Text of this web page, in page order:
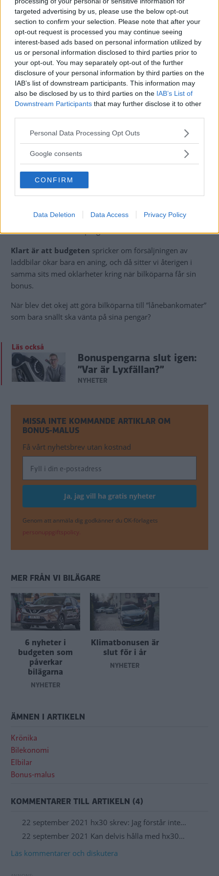
targeted advertising by us, please use the below opt-out
section to confirm your selection. Please note that after your
opt-out request is processed you may continue seeing
interest-based ads based on personal information utilized by
us or personal information disclosed to third parties prior to
your opt-out. You may separately opt-out of the further
disclosure of your personal information by third parties on the
IAB’s list of downstream participants. This information may
also be disclosed by us to third parties on the IAB’s List of
Downstream Participants that may further disclose it to other
Please note that this website/app uses one or more Google
not limited to your visit or usage behaviour. You may click to
use your data for below specified purposes in below Google
consent section.
Personal Data Processing Opt Outs
Google consents
CONFIRM
Data Deletion Data Access Privacy Policy
laddhybrider och 30 000 elbilar.
Om försäljningen håller sig på exakt samma nivå året
ut blir det 83 000 laddhybrider och 45 000 elbilar i år.
Räknar vi sedan med att 80 procent av dem har rätt till
bonus nästa år (resten kostar mer änbonustaket på
700 000 kr) och att den genomsnittliga bonusen för en
laddhybrid blir 12 000 kr (maximal bonus sänks
nämligen från 45 000 till 20 000 kr) blir utgiften för
staten 3,3 miljarder.
Om vi iställetär lite optimistiska och räknar på 15
procent högre bilförsäljning nästa år hamnar vi istället på
3,8 miljarder – 300 miljoner mer än budgeterat.
Regeringens gissning spricker alltså snabbt.
Branschorganisationen Power Circle gjorde en
uppskattning för flera år sedan som visade på 70 000
vi plötsligt på 3,6 miljarder kronor i bonusutbetalningar.
Och det är alltså med prognoser från 2018.
Klart är att budgeten spricker om försäljningen av
laddbilar ökar bara en aning, och då sitter vi återigen i
samma sits med oklarheter kring när bilköparna får sin
bonus.
När blev det okej att göra bilköparna till ”lånebankomater”
som bara snällt ska vänta på sina pengar?
Läs också
Bonuspengarna slut igen:
”Var är Lyxfällan?”
NYHETER
MISSA INTE KOMMANDE ARTIKLAR OM
BONUS-MALUS
Få vårt nyhetsbrev utan kostnad
Genom att anmäla dig godkänner du OK-förlagets
personuppgiftspolicy.
MER FRÅN VI BILÄGARE
6 nyheter i
budgeten som
påverkar
bilägarna
NYHETER
Klimatbonusen är
slut för i år
NYHETER
ÄMNEN I ARTIKELN
Krönika
Bilekonomi
Elbilar
Bonus-malus
KOMMENTARER TILL ARTIKELN (4)
22 september 2021 hx30 skrev: Jag förstår inte…
22 september 2021 Kan delvis hålla med hx30…
Läs kommentarer och diskutera